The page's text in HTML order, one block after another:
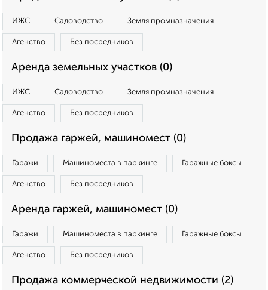
ИЖС Садоводство Земля промназначения
Агенство Без посредников
Аренда земельных участков (0)
ИЖС Садоводство Земля промназначения
Агенство Без посредников
Продажа гаржей, машиномест (0)
Гаражи Машиноместа в паркинге Гаражные боксы
Агенство Без посредников
Аренда гаржей, машиномест (0)
Гаражи Машиноместа в паркинге Гаражные боксы
Агенство Без посредников
Продажа коммерческой недвижимости (2)